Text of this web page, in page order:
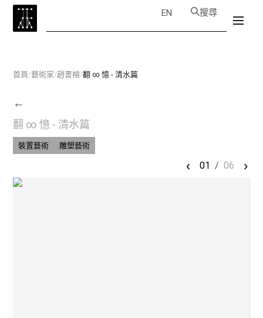
EN 搜尋
首頁/藝術家/趙書榕/翻 ∞ 憶 - 清水篇
←
翻 ∞ 憶 - 清水篇
裝置藝術 雕塑藝術
‹ 01 / 06 ›